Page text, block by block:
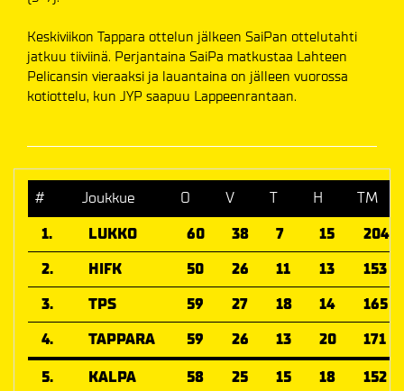
Keskiviikon Tappara ottelun jälkeen SaiPan ottelutahti
jatkuu tiiviinä. Perjantaina SaiPa matkustaa Lahteen
Pelicansin vieraaksi ja lauantaina on jälleen vuorossa
kotiottelu, kun JYP saapuu Lappeenrantaan.
# Joukkue O V T H
TM
1.
LUKKO 60 38 7 15
204
2.
HIFK 50 26 11 13
153
3.
TPS 59 27 18 14
165
4.
TAPPARA 59 26 13 20
171
5.
KALPA 58 25 15 18
152